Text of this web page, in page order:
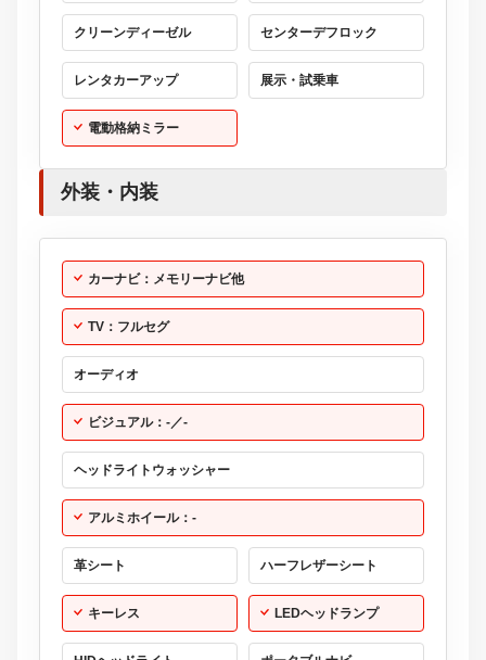
クリーンディーゼル センターデフロック
レンタカーアップ 展示・試乗車
電動格納ミラー
外装・内装
カーナビ：メモリーナビ他
TV：フルセグ
オーディオ
ビジュアル：-／-
ヘッドライトウォッシャー
アルミホイール：-
革シート ハーフレザーシート
キーレス LEDヘッドランプ